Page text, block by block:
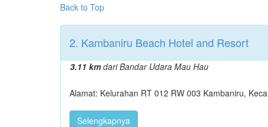
Back to Top
2. Kambaniru Beach Hotel and Resort
3.11 kmdari Bandar Udara Mau Hau
Alamat: Kelurahan RT 012 RW 003 Kambaniru,
Selengkapnya